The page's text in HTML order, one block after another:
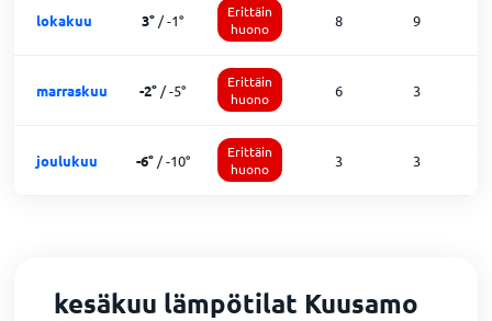
lokakuu 3° /-1°
Erittäin
huono
8 9
marraskuu -2° /-5°
Erittäin
huono
6 3
joulukuu -6°/-10°
Erittäin
huono
3 3
kesäkuu lämpötilat Kuusamo